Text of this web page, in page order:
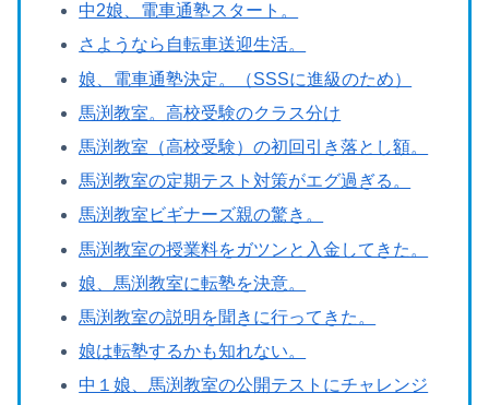
中2娘、電車通塾スタート。
さようなら自転車送迎生活。
娘、電車通塾決定。（SSSに進級のため）
馬渕教室。高校受験のクラス分け
馬渕教室（高校受験）の初回引き落とし額。
馬渕教室の定期テスト対策がエグ過ぎる。
馬渕教室ビギナーズ親の驚き。
馬渕教室の授業料をガツンと入金してきた。
娘、馬渕教室に転塾を決意。
馬渕教室の説明を聞きに行ってきた。
娘は転塾するかも知れない。
中１娘、馬渕教室の公開テストにチャレンジ